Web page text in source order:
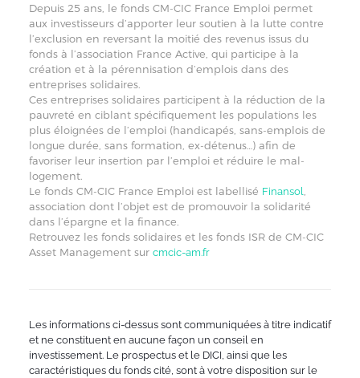
Depuis 25 ans, le fonds CM-CIC France Emploi permet
aux investisseurs d’apporter leur soutien à la lutte contre
l’exclusion en reversant la moitié des revenus issus du
fonds à l’association France Active, qui participe à la
création et à la pérennisation d’emplois dans des
entreprises solidaires.
Ces entreprises solidaires participent à la réduction de la
pauvreté en ciblant spécifiquement les populations les
plus éloignées de l’emploi (handicapés, sans-emplois de
longue durée, sans formation, ex-détenus…) afin de
favoriser leur insertion par l’emploi et réduire le mal-
logement.
Le fonds CM-CIC France Emploi est labellisé Finansol
association dont l’objet est de promouvoir la solidarité
dans l’épargne et la finance.
Retrouvez les fonds solidaires et les fonds ISR de CM-CIC
Asset Management sur cmcic-am.fr
Les informations ci-dessus sont communiquées à titre indicatif
et ne constituent en aucune façon un conseil en
investissement. Le prospectus et le DICI, ainsi que les
caractéristiques du fonds cité, sont à votre disposition sur le